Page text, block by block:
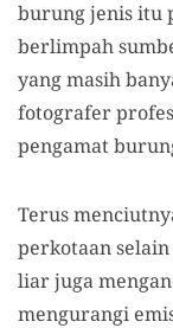
burung jenis itu
berlimpah
yang masih
fotografer
pengamat
Terus
perkotaan
liar juga
mengurangi